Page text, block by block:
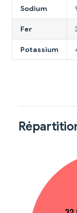
Sodium
Fer
Potassium